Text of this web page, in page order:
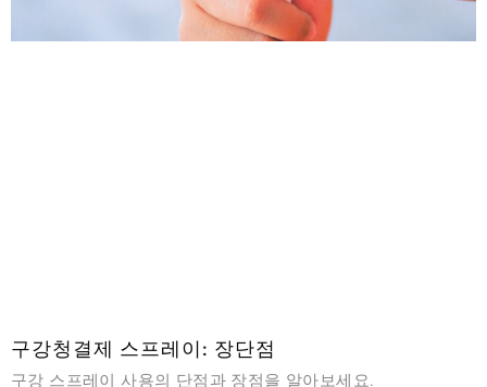
구강청결제 스프레이: 장단점
구강 스프레이 사용의 단점과 장점을 알아보세요.